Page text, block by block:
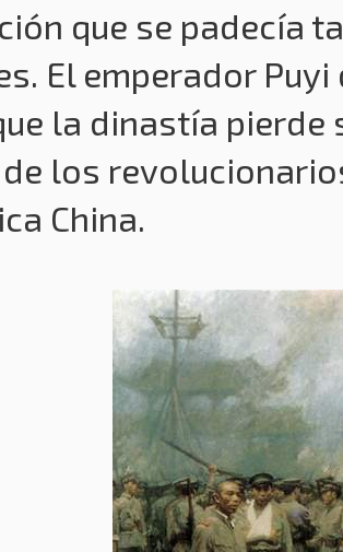
que se padecía
El emperador
la dinastía pierde
los
China.